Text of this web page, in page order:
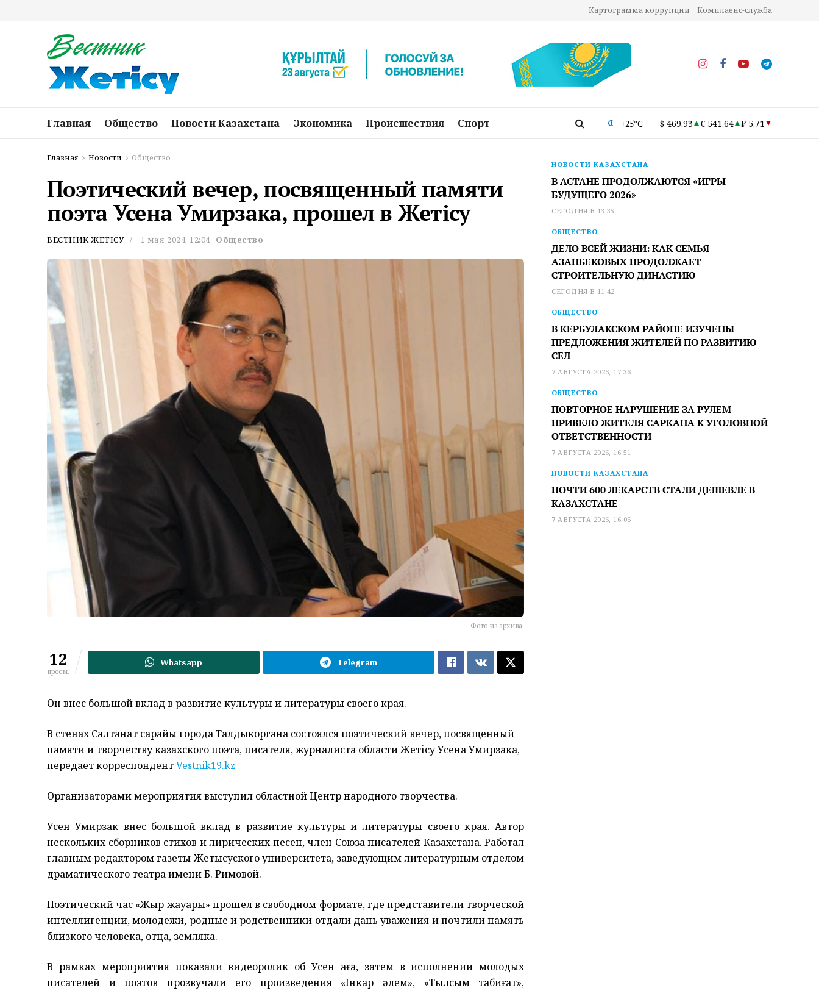
Картограмма коррупции Комплаенс-служба
Главная Общество Новости Казахстана Экономика Происшествия Спорт +25°C $ 469.93 € 541.64 ₽ 5.71
Главная Новости Общество
Поэтический вечер, посвященный памяти
поэта Усена Умирзака, прошел в Жетісу
ВЕСТНИК ЖЕТІСУ 1 мая 2024, 12:04 Общество
Фото из архива.
12
просм.
Whatsapp Telegram
Он внес большой вклад в развитие культуры и литературы своего края.
В стенах Салтанат сарайы города Талдыкоргана состоялся поэтический вечер, посвященный
памяти и творчеству казахского поэта, писателя, журналиста области Жетісу Усена Умирзака,
передает корреспондентVestnik19.kz
Организаторами мероприятия выступил областной Центр народного творчества.
Усен Умирзак внес большой вклад в развитие культуры и литературы своего края. Автор
нескольких сборников стихов и лирических песен, член Союза писателей Казахстана. Работал
главным редактором газеты Жетысуского университета, заведующим литературным отделом
драматического театра имени Б. Римовой.
Поэтический час «Жыр жауһары» прошел в свободном формате, где представители творческой
интеллигенции, молодежи, родные и родственники отдали дань уважения и почтили память
близкого человека, отца, земляка.
В рамках мероприятия показали видеоролик об Усен аға, затем в исполнении молодых
писателей и поэтов прозвучали его произведения «Інкар әлем», «Тылсым табиғат»,
НОВОСТИ КАЗАХСТАНА
В АСТАНЕ ПРОДОЛЖАЮТСЯ «ИГРЫ
БУДУЩЕГО 2026»
СЕГОДНЯ В 13:35
ОБЩЕСТВО
ДЕЛО ВСЕЙ ЖИЗНИ: КАК СЕМЬЯ
АЗАНБЕКОВЫХ ПРОДОЛЖАЕТ
СТРОИТЕЛЬНУЮ ДИНАСТИЮ
СЕГОДНЯ В 11:42
ОБЩЕСТВО
В КЕРБУЛАКСКОМ РАЙОНЕ ИЗУЧЕНЫ
ПРЕДЛОЖЕНИЯ ЖИТЕЛЕЙ ПО РАЗВИТИЮ
СЕЛ
7 АВГУСТА 2026, 17:36
ОБЩЕСТВО
ПОВТОРНОЕ НАРУШЕНИЕ ЗА РУЛЕМ
ПРИВЕЛО ЖИТЕЛЯ САРКАНА К УГОЛОВНОЙ
ОТВЕТСТВЕННОСТИ
7 АВГУСТА 2026, 16:51
НОВОСТИ КАЗАХСТАНА
ПОЧТИ 600 ЛЕКАРСТВ СТАЛИ ДЕШЕВЛЕ В
КАЗАХСТАНЕ
7 АВГУСТА 2026, 16:06